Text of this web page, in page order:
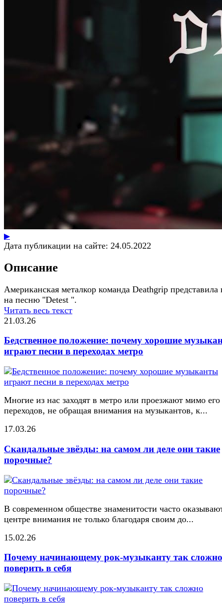
▶
Дата публикации на сайте: 24.05.2022
Описание
Американская металкор команда Deathgrip представила
на песню "Detest ".
Читать весь текст
21.03.26
Бедственное положение: почему хорошие
играют песни в переходах метро
Многие из нас заходят в метро или проезжают мимо его
переходов, не обращая внимания на музыкантов, к...
17.03.26
Скандальные звёзды: на самом ли деле они такие
порочные?
В современном обществе знаменитости часто
центре внимания не только благодаря своим до...
15.02.26
Почему начинающему рок-музыканту так сложно
поверить в себя